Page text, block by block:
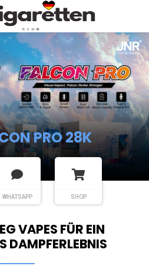
HOOKAH MAX
WHATSAPP SHOP
VAPES FÜR EIN
DAMPFERLEBNIS